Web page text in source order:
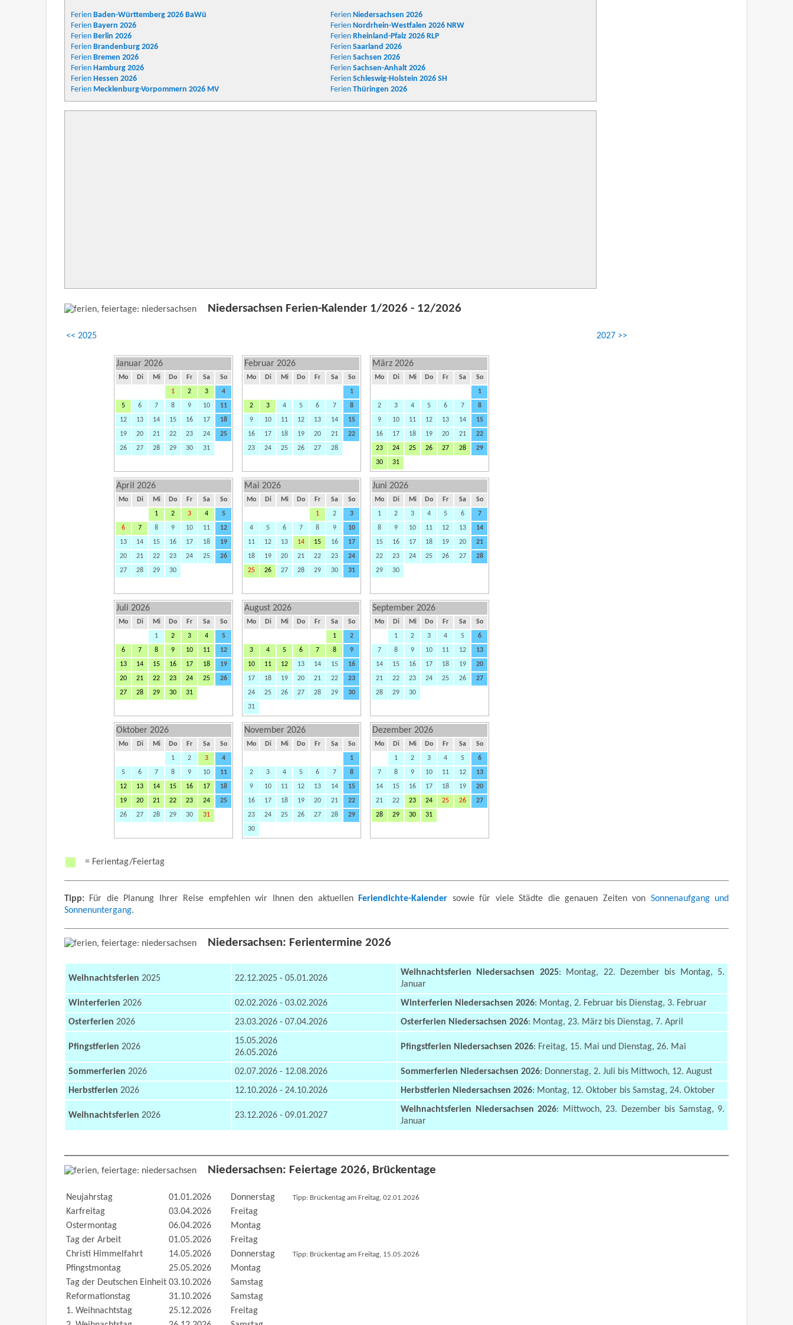
Ferien Baden-Württemberg 2026 BaWü
Ferien Bayern 2026
Ferien Berlin 2026
Ferien Brandenburg 2026
Ferien Bremen 2026
Ferien Hamburg 2026
Ferien Hessen 2026
Ferien Mecklenburg-Vorpommern 2026 MV
Ferien Niedersachsen 2026
Ferien Nordrhein-Westfalen 2026 NRW
Ferien Rheinland-Pfalz 2026 RLP
Ferien Saarland 2026
Ferien Sachsen 2026
Ferien Sachsen-Anhalt 2026
Ferien Schleswig-Holstein 2026 SH
Ferien Thüringen 2026
Niedersachsen Ferien-Kalender 1/2026 - 12/2026
<< 2025 2027 >>
Januar 2026
Mo Di Mi Do Fr Sa
So
1
2 3
4
5
6 7 8 9 10
11
12
13 14 15 16 17
18
19
20 21 22 23 24
25
26
27 28 29 30 31
Februar 2026
Mo Di Mi Do Fr Sa
So
1
2
3 4 5 6 7
8
9
10 11 12 13 14
15
16
17 18 19 20 21
22
23
24 25 26 27 28
März 2026
Mo Di Mi Do Fr Sa
So
1
2
3 4 5 6 7
8
9
10 11 12 13 14
15
16
17 18 19 20 21
22
23
24 25 26 27 28
29
30
31
April 2026
Mo Di Mi Do Fr Sa
So
1
2 3 4
5
6
7 8 9 10 11
12
13
14 15 16 17 18
19
20
21 22 23 24 25
26
27
28 29 30
Mai 2026
Mo Di Mi Do Fr Sa
So
1
2
3
4
5 6 7 8 9
10
11
12 13 14 15 16
17
18
19 20 21 22 23
24
25
26 27 28 29 30 31
Juni 2026
Mo Di Mi Do Fr Sa
So
1
2 3 4 5 6
7
8
9 10 11 12 13
14
15
16 17 18 19 20
21
22
23 24 25 26 27
28
29
30
Juli 2026
Mo Di Mi Do Fr Sa
So
1
2 3 4
5
6
7 8 9 10 11
12
13
14 15 16 17 18
19
20
21 22 23 24 25
26
27
28 29 30 31
August 2026
Mo Di Mi Do Fr Sa
So
1
2
3
4 5 6 7 8
9
10
11 12 13 14 15
16
17
18 19 20 21 22
23
24
25 26 27 28 29
30
31
September 2026
Mo Di Mi Do Fr Sa
So
1
2 3 4 5
6
7
8 9 10 11 12
13
14
15 16 17 18 19
20
21
22 23 24 25 26
27
28
29 30
Oktober 2026
Mo Di Mi Do Fr Sa
So
1
2 3
4
5
6 7 8 9 10
11
12
13 14 15 16 17
18
19
20 21 22 23 24
25
26
27 28 29 30 31
November 2026
Mo Di Mi Do Fr Sa
So
1
2
3 4 5 6 7
8
9
10 11 12 13 14
15
16
17 18 19 20 21
22
23
24 25 26 27 28
29
30
Dezember 2026
Mo Di Mi Do Fr Sa
So
1
2 3 4 5
6
7
8 9 10 11 12
13
14
15 16 17 18 19
20
21
22 23 24 25 26
27
28
29 30 31
= Ferientag/Feiertag
Tipp: Für die Planung Ihrer Reise empfehlen wir Ihnen den aktuellen Feriendichte-Kalender sowie für viele Städte die genauen Zeiten von Sonnenaufgang und
Sonnenuntergang.
Niedersachsen: Ferientermine 2026
Weihnachtsferien 2025 22.12.2025 - 05.01.2026
Weihnachtsferien Niedersachsen 2025: Montag, 22. Dezember bis Montag, 5.
Januar
Winterferien 2026 02.02.2026 - 03.02.2026 Winterferien Niedersachsen 2026: Montag, 2. Februar bis Dienstag, 3. Februar
Osterferien 2026 23.03.2026 - 07.04.2026 Osterferien Niedersachsen 2026: Montag, 23. März bis Dienstag, 7. April
Pfingstferien 2026
15.05.2026
26.05.2026
Pfingstferien Niedersachsen 2026: Freitag, 15. Mai und Dienstag, 26. Mai
Sommerferien 2026 02.07.2026 - 12.08.2026 Sommerferien Niedersachsen 2026: Donnerstag, 2. Juli bis Mittwoch, 12. August
Herbstferien 2026 12.10.2026 - 24.10.2026 Herbstferien Niedersachsen 2026: Montag, 12. Oktober bis Samstag, 24. Oktober
Weihnachtsferien 2026 23.12.2026 - 09.01.2027
Weihnachtsferien Niedersachsen 2026: Mittwoch, 23. Dezember bis Samstag, 9.
Januar
Niedersachsen: Feiertage 2026, Brückentage
Neujahrstag 01.01.2026 Donnerstag Tipp: Brückentag am Freitag, 02.01.2026
Karfreitag 03.04.2026
Freitag
Ostermontag
06.04.2026
Montag
Tag der Arbeit
01.05.2026
Freitag
Christi Himmelfahrt
14.05.2026 Donnerstag Tipp: Brückentag am Freitag, 15.05.2026
Pfingstmontag 25.05.2026
Montag
Tag der Deutschen Einheit 03.10.2026
Samstag
Reformationstag
31.10.2026
Samstag
1. Weihnachtstag
25.12.2026
Freitag